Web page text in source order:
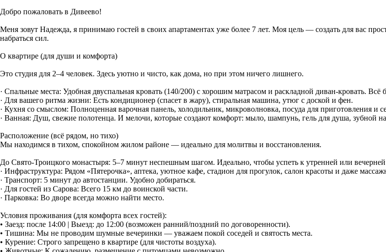
Добро пожаловать в Дивеево!
Меня зовут Надежда, я принимаю гостей в своих апартаментах уже более 7 лет. Моя цель — создать для вас
набраться сил.
О квартире (для души и комфорта)
Это студия для 2–4 человек. Здесь уютно и чисто, как дома, но при этом ничего лишнего.
· Спальные места: Удобная двуспальная кровать (140/200) с хорошим матрасом и раскладной диван-кровать.
· Для вашего ритма жизни: Есть кондиционер (спасет в жару), стиральная машина, утюг с доской и фен.
· Кухня со смыслом: Полноценная варочная панель, холодильник, микроволновка, посуда для приготовления и
· Ванная: Душ, свежие полотенца. И мелочи, которые создают комфорт: мыло, шампунь, гель для душа, зубной
Расположение (всё рядом, но тихо)
Мы находимся в тихом, спокойном жилом районе — идеально для молитвы и восстановления.
До Свято-Троицкого монастыря: 5–7 минут неспешным шагом. Идеально, чтобы успеть к утренней или
· Инфраструктура: Рядом «Пятерочка», аптека, уютное кафе, стадион для прогулок, салон красоты и даже
· Транспорт: 5 минут до автостанции. Удобно добираться.
· Для гостей из Сарова: Всего 15 км до воинской части.
· Парковка: Во дворе всегда можно найти место.
Условия проживания (для комфорта всех гостей):
• Заезд: после 14:00 | Выезд: до 12:00 (возможен ранний/поздний по договоренности).
• Тишина: Мы не проводим шумные вечеринки — уважаем покой соседей и святость места.
• Курение: Строго запрещено в квартире (для чистоты воздуха).